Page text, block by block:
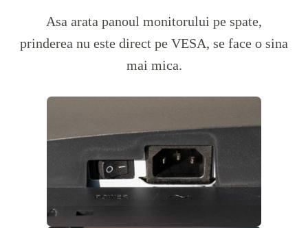
Asa arata panoul monitorului pe spate,
prinderea nu este direct pe VESA, se face o sina
mai mica.